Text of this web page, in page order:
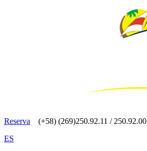
Reserva
(+58) (269)250.92.11 / 250.92.00
ES